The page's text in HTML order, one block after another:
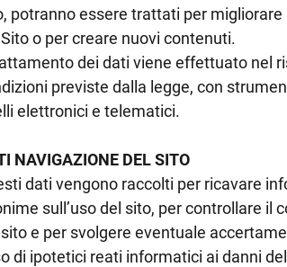
potranno essere trattati per
o per creare nuovi contenuti.
dei dati viene effettuato nel
previste dalla legge, con
elettronici e telematici.
NAVIGAZIONE DEL SITO
dati vengono raccolti per ricavare
sull’uso del sito, per controllare il
e per svolgere eventuale
di ipotetici reati informatici ai danni